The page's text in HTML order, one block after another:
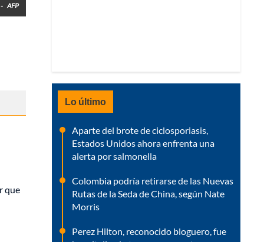
AFP
que
Lo último
Aparte del brote de ciclosporiasis,
Estados Unidos ahora enfrenta una
alerta por salmonella
Colombia podría retirarse de las Nuevas
Rutas de la Seda de China, según Nate
Morris
Perez Hilton, reconocido bloguero, fue